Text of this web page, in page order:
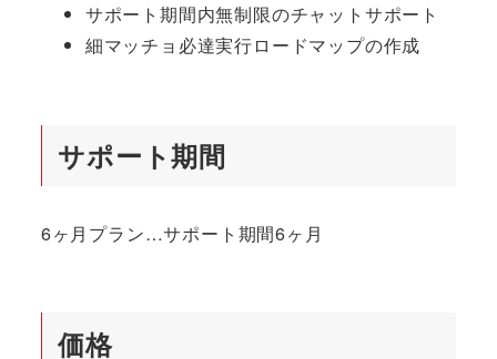
サポート期間内無制限のチャットサポート
細マッチョ必達実行ロードマップの作成
サポート期間
6ヶ月プラン…サポート期間6ヶ月
価格